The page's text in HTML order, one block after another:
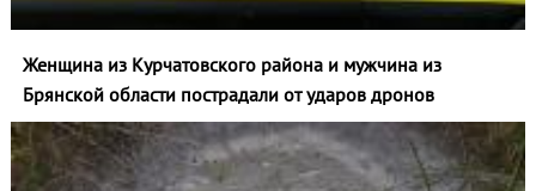
Женщина из Курчатовского района и мужчина из
Брянской области пострадали от ударов дронов